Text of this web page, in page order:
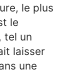
le plus
le
tel un
laisser
une